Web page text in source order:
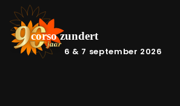
6 & 7 september 2026